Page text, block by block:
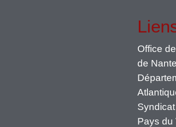
Office
de
Pays du